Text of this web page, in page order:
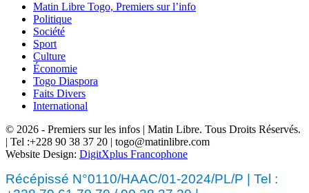
Matin Libre Togo, Premiers sur l’info
Politique
Société
Sport
Culture
Économie
Togo Diaspora
Faits Divers
International
© 2026 - Premiers sur les infos | Matin Libre. Tous Droits Réservés.
| Tel :+228 90 38 37 20 | togo@matinlibre.com
Website Design: DigitXplus Francophone
Récépissé N°0110/HAAC/01-2024/PL/P | Tel :